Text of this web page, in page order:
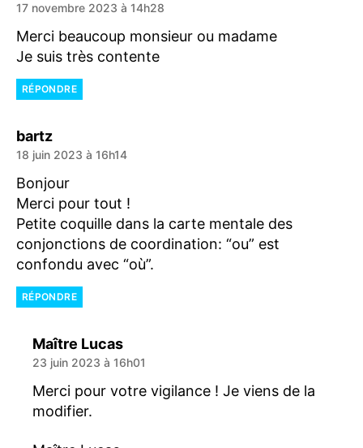
17 novembre 2023 à 14h28
Merci beaucoup monsieur ou madame
Je suis très contente
RÉPONDRE
bartzdit :
18 juin 2023 à 16h14
Bonjour
Merci pour tout !
Petite coquille dans la carte mentale des
conjonctions de coordination: “ou” est
confondu avec “où”.
RÉPONDRE
Maître Lucasdit :
23 juin 2023 à 16h01
Merci pour votre vigilance ! Je viens de la
modifier.